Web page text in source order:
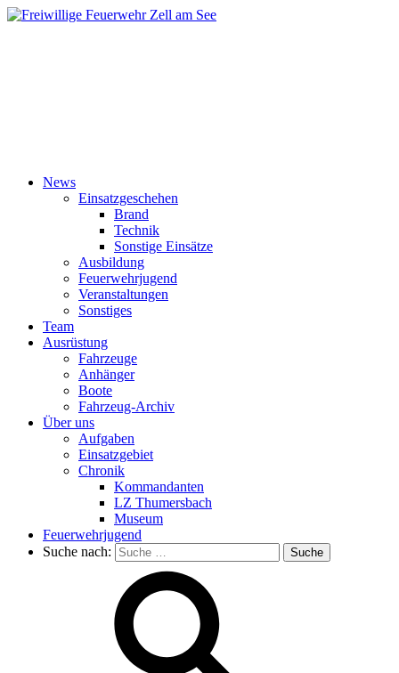
News
Einsatzgeschehen
Brand
Technik
Sonstige Einsätze
Ausbildung
Feuerwehrjugend
Veranstaltungen
Sonstiges
Team
Ausrüstung
Fahrzeuge
Anhänger
Boote
Fahrzeug-Archiv
Über uns
Aufgaben
Einsatzgebiet
Chronik
Kommandanten
LZ Thumersbach
Museum
Feuerwehrjugend
Suche nach: